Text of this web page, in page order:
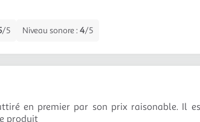
/5 Niveau sonore : 4/5
en premier par son prix raisonable. Il
produit